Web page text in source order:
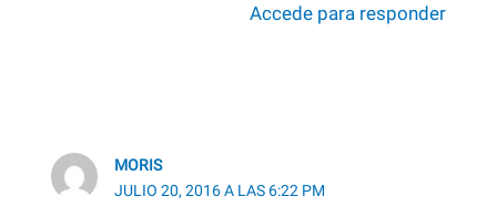
Accede para responder
MORIS
JULIO 20, 2016 A LAS 6:22 PM